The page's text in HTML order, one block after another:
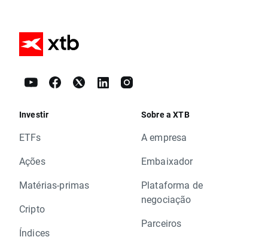
Investir
ETFs
Ações
Matérias-primas
Cripto
Índices
Sobre a XTB
A empresa
Embaixador
Plataforma de
negociação
Parceiros